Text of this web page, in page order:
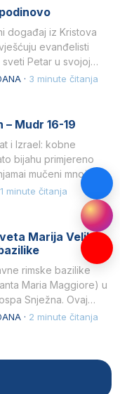
događaj iz Kristova
evanđelisti
Petar u svojoj
· 3 minute čitanja
– Mudr 16-19
i Izrael: kobne
bijahu primjereno
mučeni mnoštvom
minute čitanja
Marija Velika,
rimske bazilike
Maria Maggiore) u
Snježna. Ovaj
· 2 minute čitanja